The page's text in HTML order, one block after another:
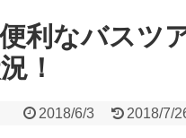
利なバスツ
！
2018/6/3 2018/7/